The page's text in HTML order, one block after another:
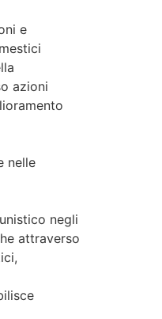
e
azioni
nelle
negli
attraverso